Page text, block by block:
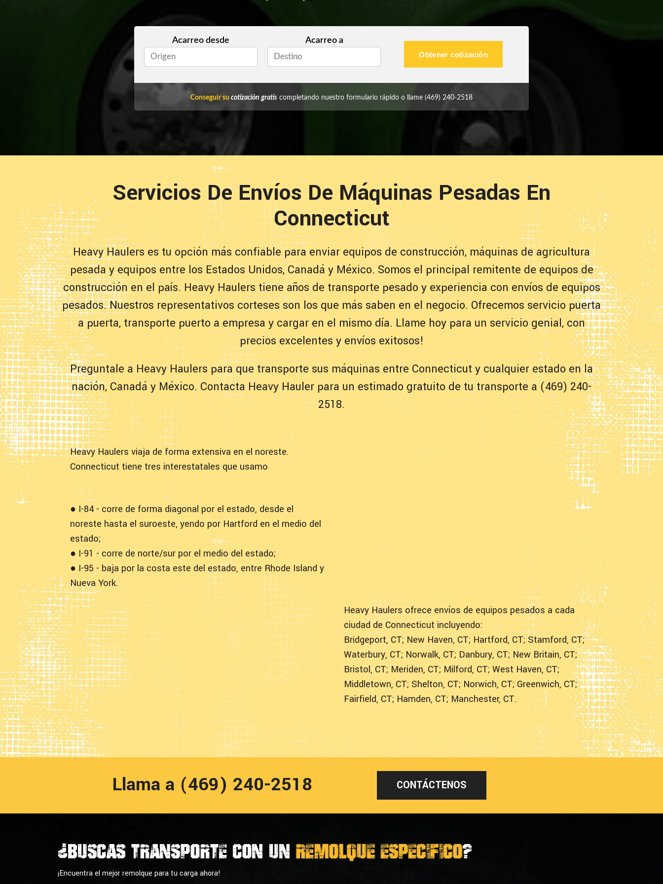
Acarreo desde
Acarreo a
Obtener cotización
Conseguir su cotización gratis completando nuestro formulario rápido o llame (469) 240-2518
Servicios De Envíos De Máquinas Pesadas En
Connecticut
Heavy Haulers es tu opción más confiable para enviar equipos de construcción, máquinas de agricultura
pesada y equipos entre los Estados Unidos, Canadá y México. Somos el principal remitente de equipos de
construcción en el país. Heavy Haulers tiene años de transporte pesado y experiencia con envíos de equipos
pesados. Nuestros representativos corteses son los que más saben en el negocio. Ofrecemos servicio puerta
a puerta, transporte puerto a empresa y cargar en el mismo día. Llame hoy para un servicio genial, con
precios excelentes y envíos exitosos!
Preguntale a Heavy Haulers para que transporte sus máquinas entre Connecticut y cualquier estado en la
nación, Canadá y México. Contacta Heavy Hauler para un estimado gratuito de tu transporte a (469) 240-
2518.
Heavy Haulers viaja de forma extensiva en el noreste.
Connecticut tiene tres interestatales que usamo
● I-84 - corre de forma diagonal por el estado, desde el
noreste hasta el suroeste, yendo por Hartford en el medio del
estado;
● I-91 - corre de norte/sur por el medio del estado;
● I-95 - baja por la costa este del estado, entre Rhode Island y
Nueva York.
Heavy Haulers ofrece envíos de equipos pesados a cada
ciudad de Connecticut incluyendo:
Bridgeport, CT; New Haven, CT; Hartford, CT; Stamford, CT;
Waterbury, CT; Norwalk, CT; Danbury, CT; New Britain, CT;
Bristol, CT; Meriden, CT; Milford, CT; West Haven, CT;
Middletown, CT; Shelton, CT; Norwich, CT; Greenwich, CT;
Fairfield, CT; Hamden, CT; Manchester, CT.
Llama a (469) 240-2518 CONTÁCTENOS
?Buscas Transporte con unRemolque Especifico?
¡Encuentra el mejor remolque para tu carga ahora!